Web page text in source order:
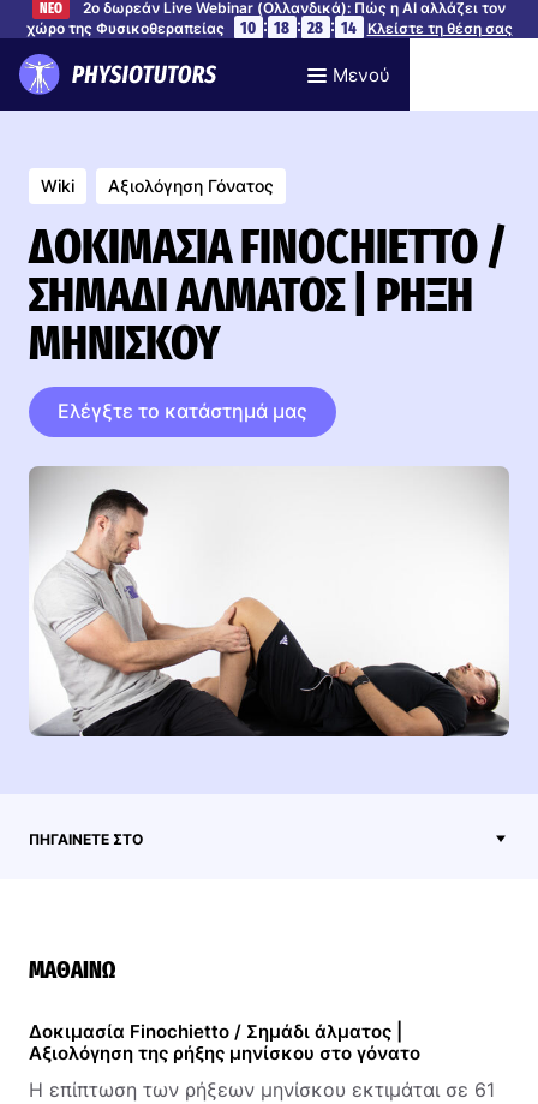
ΝΕΟ
2ο δωρεάν Live Webinar (Ολλανδικά): Πώς η AI αλλάζει τον
χώρο της Φυσικοθεραπείας
10 : 18 : 28 : 13 Κλείστε τη θέση σας
Μενού
Wiki Αξιολόγηση Γόνατος
ΔΟΚΙΜΑΣΊΑ FINOCHIETTO /
ΣΗΜΆΔΙ ΆΛΜΑΤΟΣ | ΡΉΞΗ
ΜΗΝΊΣΚΟΥ
Ελέγξτε το κατάστημά μας
ΠΗΓΑΊΝΕΤΕ ΣΤΟ
ΜΑΘΑΊΝΩ
Δοκιμασία Finochietto / Σημάδι άλματος |
Αξιολόγηση της ρήξης μηνίσκου στο γόνατο
Η επίπτωση των ρήξεων μηνίσκου εκτιμάται σε 61